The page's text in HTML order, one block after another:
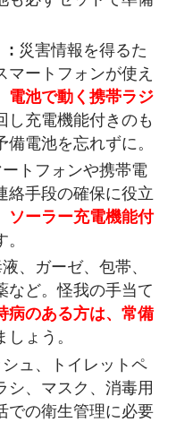
: 災害情報を得るた
ートフォンが使え
電池で動く携帯ラジ
し充電機能付きのも
電池を忘れずに。
ートフォンや携帯電
絡手段の確保に役立
ソーラー充電機能付
、ガーゼ、包帯、
など。怪我の手当て
病のある方は、常備
ょう。
ュ、トイレットペ
シ、マスク、消毒用
での衛生管理に必要